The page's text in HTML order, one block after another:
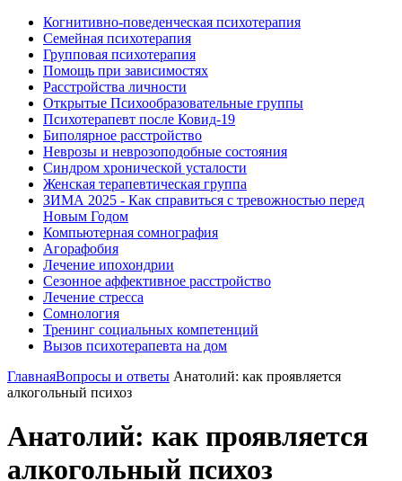
Когнитивно-поведенческая психотерапия
Семейная психотерапия
Групповая психотерапия
Помощь при зависимостях
Расстройства личности
Открытые Психообразовательные группы
Психотерапевт после Ковид-19
Биполярное расстройство
Неврозы и неврозоподобные состояния
Синдром хронической усталости
Женская терапевтическая группа
ЗИМА 2025 - Как справиться с тревожностью перед
Новым Годом
Компьютерная сомнография
Агорафобия
Лечение ипохондрии
Сезонное аффективное расстройство
Лечение стресса
Сомнология
Тренинг социальных компетенций
Вызов психотерапевта на дом
ГлавнаяВопросы и ответы Анатолий: как проявляется
алкогольный психоз
Анатолий: как проявляется
алкогольный психоз